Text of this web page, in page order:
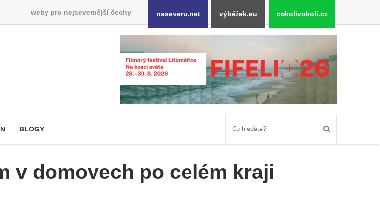
weby pro nejsevernější čechy naseveru.net výběžek.eu cokolivokoli.cz
BLOGY
v domovech po celém kraji